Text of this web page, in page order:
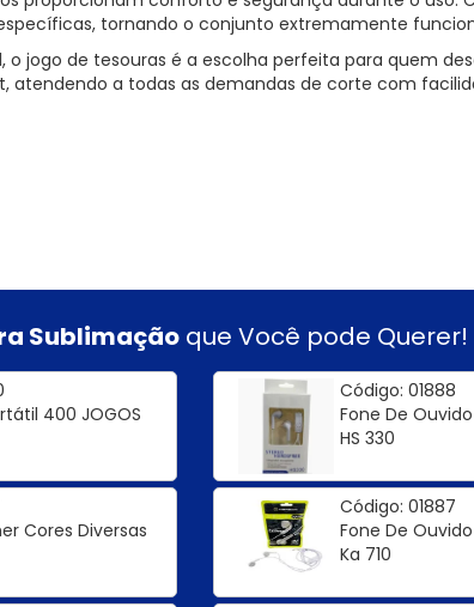
tornando o conjunto extremamente
o jogo de tesouras é a escolha perfeita para quem
atendendo a todas as demandas de corte com
Sublimação que Você pode Querer!
400 JOGOS
Código: 01888
Fone De
HS 330
Cores Diversas
Código: 01887
Fone De
Ka 710